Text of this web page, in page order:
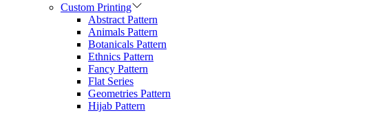
Custom Printing
Abstract Pattern
Animals Pattern
Botanicals Pattern
Ethnics Pattern
Fancy Pattern
Flat Series
Geometries Pattern
Hijab Pattern